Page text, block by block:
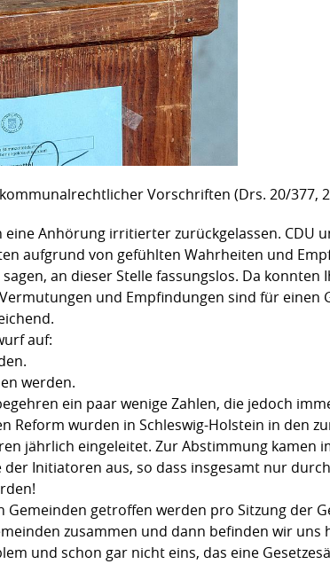
Vorschriften (Drs. 20/377,
Anhörung irritierter zurückgelassen. CDU
aufgrund von gefühlten Wahrheiten und
an dieser Stelle fassungslos. Da konnten
und Empfindungen sind für einen
auf:
werden.
ein paar wenige Zahlen, die jedoch
Reform wurden in Schleswig-Holstein in den
jährlich eingeleitet. Zur Abstimmung kamen
Initiatoren aus, so dass insgesamt nur
Gemeinden getroffen werden pro Sitzung der
zusammen und dann befinden wir uns
und schon gar nicht eins, das eine